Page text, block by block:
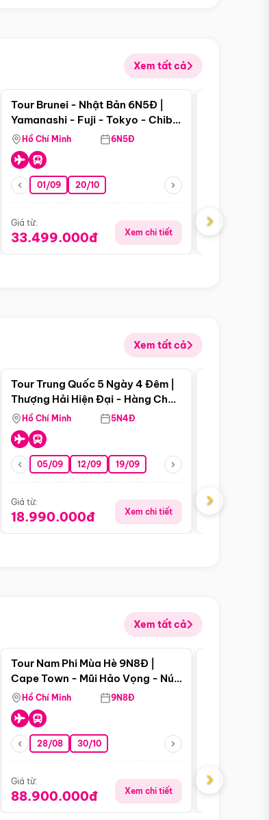
Xem tất cả
Điểm nổi bật
Tour Brunei - Nhật Bản 6N5Đ |
Yamanashi - Fuji - Tokyo - Chiba
- Freeday
Hồ Chí Minh 6N5Đ
01/09 20/10
Giá từ:
33.499.000đ Xem chi tiết
Giá từ:
›
Xem tất cả
15/10 29/10
Điểm nổi bật
Tour Trung Quốc 5 Ngày 4 Đêm |
Thượng Hải Hiện Đại - Hàng Châu
Nên Thơ - Ô Trấn Cổ Kính
Hồ Chí Minh 5N4Đ
05/09 12/09 19/09
Giá từ:
18.990.000đ Xem chi tiết
Giá từ:
›
Xem tất cả
Điểm nổi bật
Tour Nam Phi Mùa Hè 9N8Đ |
Cape Town - Mũi Hảo Vọng - Núi
Bàn - Johannesburg - Pretoria -
Safari - Lodge
Hồ Chí Minh 9N8Đ
28/08 30/10
Giá từ:
88.900.000đ Xem chi tiết
Giá từ:
›